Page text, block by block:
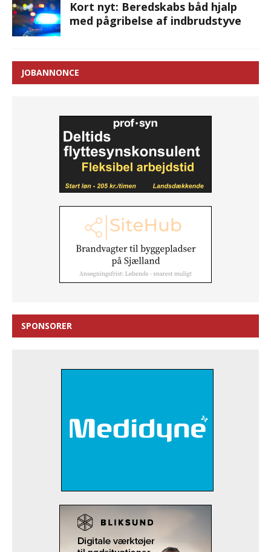
Kort nyt: Beredskabs båd hjalp
med pågribelse af indbrudstyve
JOBANNONCE
SPONSORER